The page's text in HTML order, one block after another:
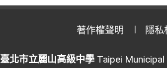
著作權聲明 隱
臺北市立麗山高級中學Taipei Municipal